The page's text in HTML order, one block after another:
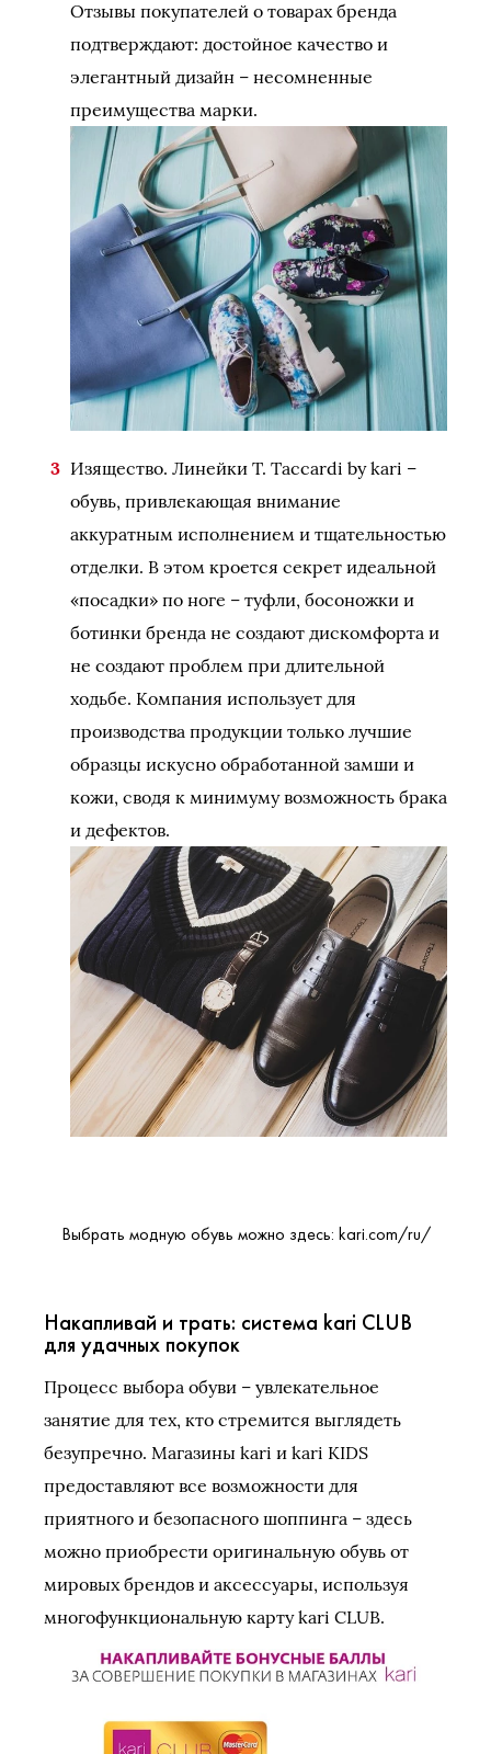
Отзывы покупателей о товарах бренда
подтверждают: достойное качество и
элегантный дизайн – несомненные
преимущества марки.
Изящество. Линейки T. Taccardi by kari –
обувь, привлекающая внимание
аккуратным исполнением и тщательностью
отделки. В этом кроется секрет идеальной
«посадки» по ноге – туфли, босоножки и
ботинки бренда не создают дискомфорта и
не создают проблем при длительной
ходьбе. Компания использует для
производства продукции только лучшие
образцы искусно обработанной замши и
кожи, сводя к минимуму возможность брака
и дефектов.
Выбрать модную обувь можно здесь: kari.com/ru/
Накапливай и трать: система kari CLUB
для удачных покупок
Процесс выбора обуви – увлекательное
занятие для тех, кто стремится выглядеть
безупречно. Магазины kari и kari KIDS
предоставляют все возможности для
приятного и безопасного шоппинга – здесь
можно приобрести оригинальную обувь от
мировых брендов и аксессуары, используя
многофункциональную карту kari CLUB.